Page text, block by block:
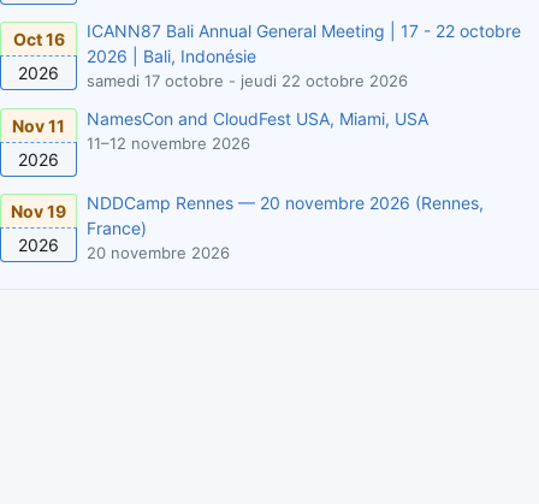
Oct 16
2026
ICANN87 Bali Annual General Meeting | 17 - 22 octobre
2026 | Bali, Indonésie
samedi 17 octobre - jeudi 22 octobre 2026
Nov 11
2026
NamesCon and CloudFest USA, Miami, USA
11–12 novembre 2026
Nov 19
2026
NDDCamp Rennes — 20 novembre 2026 (Rennes,
France)
20 novembre 2026